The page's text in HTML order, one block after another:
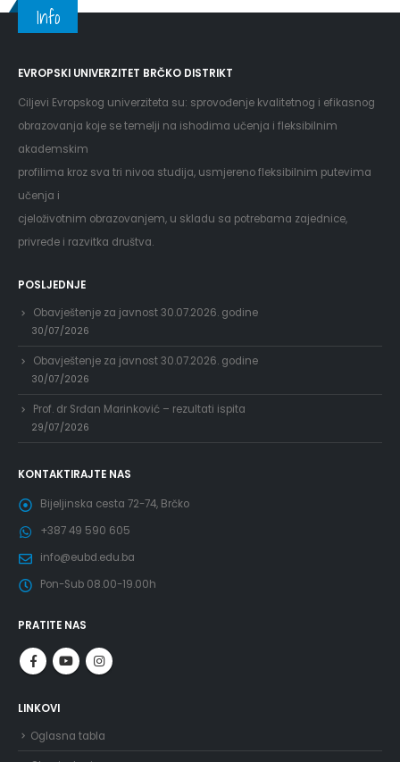
Info
EVROPSKI UNIVERZITET BRČKO DISTRIKT
Ciljevi Evropskog univerziteta su: sprovođenje kvalitetnog i efikasnog
obrazovanja koje se temelji na ishodima učenja i fleksibilnim
akademskim
profilima kroz sva tri nivoa studija, usmjereno fleksibilnim putevima
učenja i
cjeloživotnim obrazovanjem, u skladu sa potrebama zajednice,
privrede i razvitka društva.
POSLJEDNJE
Obavještenje za javnost 30.07.2026. godine
30/07/2026
Obavještenje za javnost 30.07.2026. godine
30/07/2026
Prof. dr Srđan Marinković – rezultati ispita
29/07/2026
KONTAKTIRAJTE NAS
Bijeljinska cesta 72-74, Brčko
+387 49 590 605
info@eubd.edu.ba
Pon-Sub 08.00-19.00h
PRATITE NAS
LINKOVI
Oglasna tabla